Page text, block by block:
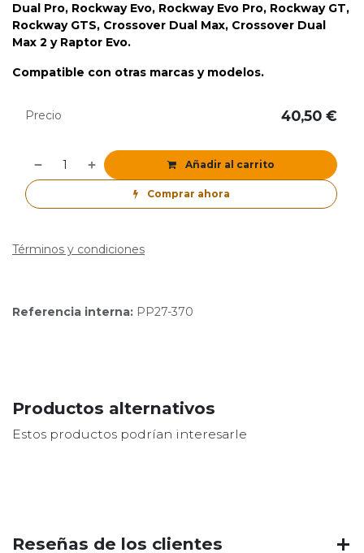
Dual Pro, Rockway Evo, Rockway Evo Pro, Rockway GT,
Rockway GTS, Crossover Dual Max, Crossover Dual
Max 2 y Raptor Evo.
Compatible con otras marcas y modelos.
Añadir al carrito
Comprar ahora
Precio 40,50 €
Términos y condiciones
Referencia interna: PP27-370
Productos alternativos
Estos productos podrían interesarle
Reseñas de los clientes